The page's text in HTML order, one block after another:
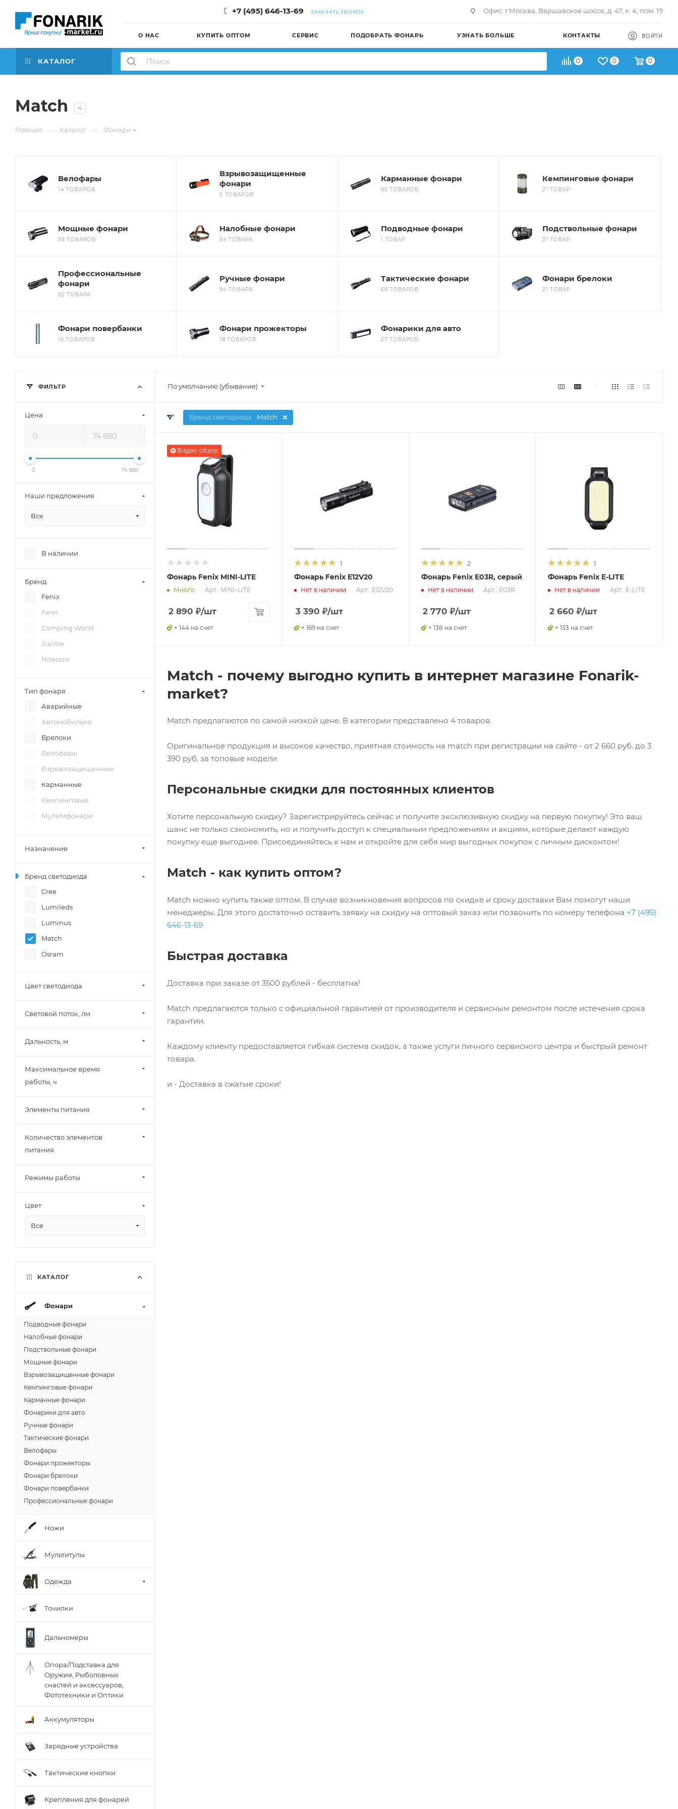
+7 (495) 646-13-69 ЗАКАЗАТЬ ЗВОНОК Офис: г.Москва, Варшавское шоссе, д. 47, к. 4, пом. 19
О НАС КУПИТЬ ОПТОМ СЕРВИС ПОДОБРАТЬ ФОНАРЬ УЗНАТЬ БОЛЬШЕ КОНТАКТЫ ВОЙТИ
КАТАЛОГ 0 0 0
Match 4
Главная — Каталог — Фонари
Велофары
14 ТОВАРОВ
Взрывозащищенные
фонари
5 ТОВАРОВ
Карманные фонари
65 ТОВАРОВ
Кемпинговые фонари
21 ТОВАР
Мощные фонари
36 ТОВАРОВ
Налобные фонари
54 ТОВАРА
Подводные фонари
1 ТОВАР
Подствольные фонари
31 ТОВАР
Профессиональные
фонари
82 ТОВАРА
Ручные фонари
94 ТОВАРА
Тактические фонари
68 ТОВАРОВ
Фонари брелоки
21 ТОВАР
Фонари повербанки
16 ТОВАРОВ
Фонари прожекторы
18 ТОВАРОВ
Фонарики для авто
27 ТОВАРОВ
По умолчанию (убывание)
Бренд светодиода: Match
Видео обзор
Фонарь Fenix MINI-LITE
Много Арт.: MINI-LITE
2 890 ₽/шт
+ 144 на счет
1
Фонарь Fenix E12V20
Нет в наличии Арт.: E12V20
3 390 ₽/шт
+ 169 на счет
2
Фонарь Fenix E03R, серый
Нет в наличии Арт.: E03R
2 770 ₽/шт
+ 138 на счет
1
Фонарь Fenix E-LITE
Нет в наличии Арт.: E-LITE
2 660 ₽/шт
+ 133 на счет
Match - почему выгодно купить в интернет магазине Fonarik-
market?
Match предлагаются по самой низкой цене. В категории представлено 4 товаров.
Оригинальное продукция и высокое качество, приятная стоимость на match при регистрации на сайте - от 2 660 руб. до 3
390 руб. за топовые модели
Персональные скидки для постоянных клиентов
Хотите персональную скидку? Зарегистрируйтесь сейчас и получите эксклюзивную скидку на первую покупку! Это ваш
шанс не только сэкономить, но и получить доступ к специальным предложениям и акциям, которые делают каждую
покупку еще выгоднее. Присоединяйтесь к нам и откройте для себя мир выгодных покупок с личным дисконтом!
Match - как купить оптом?
Match можно купить также оптом. В случае возникновения вопросов по скидке и сроку доставки Вам помогут наши
менеджеры. Для этого достаточно оставить заявку на скидку на оптовый заказ или позвонить по номеру телефона +7 (495)
646-13-69
Быстрая доставка
Доставка при заказе от 3500 рублей - бесплатна!
Match предлагаются только с официальной гарантией от производителя и сервисным ремонтом после истечения срока
гарантии.
Каждому клиенту предоставляется гибкая система скидок, а также услуги личного сервисного центра и быстрый ремонт
товара.
и - Доставка в сжатые сроки!
ФИЛЬТР
Цена
0 74 880
Наши предложения
Все
В наличии
Бренд
Fenix
Ferei
Camping World
Jialitte
Nitecore
Тип фонаря
Аварийные
Автомобильне
Брелоки
Велофары
Взрывозащищенные
Карманные
Кемпинговые
Мультифонари
Налобные
Подствольные
Прожекторы
Профессиональные
Ручные
Сверхмощные
Тактические
Универсальные
Назначение
Бренд светодиода
Cree
Lumileds
Luminus
Match
Osram
Цвет светодиода
Световой поток, лм
Дальность, м
Максимальное время
работы, ч
Элементы питания
Количество элементов
питания
Режимы работы
Цвет
Все
КАТАЛОГ
Фонари
Подводные фонари
Налобные фонари
Подствольные фонари
Мощные фонари
Взрывозащищенные фонари
Кемпинговые фонари
Карманные фонари
Фонарики для авто
Ручные фонари
Тактические фонари
Велофары
Фонари прожекторы
Фонари брелоки
Фонари повербанки
Профессиональные фонари
Ножи
Мультитулы
Одежда
Точилки
Дальномеры
Опора/Подставка для
Оружия, Рыболовных
снастей и аксессуаров,
Фототехники и Оптики
Аккумуляторы
Зарядные устройства
Тактические кнопки
Крепления для фонарей